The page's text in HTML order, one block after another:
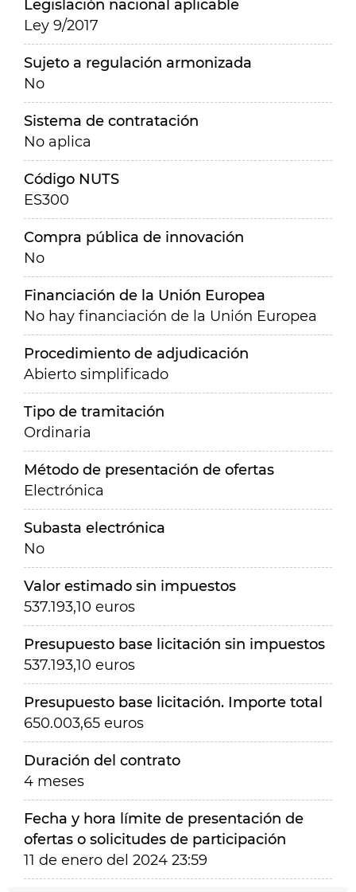
Legislación nacional aplicable
Ley 9/2017
Sujeto a regulación armonizada
No
Sistema de contratación
No aplica
Código NUTS
ES300
Compra pública de innovación
No
Financiación de la Unión Europea
No hay financiación de la Unión Europea
Procedimiento de adjudicación
Abierto simplificado
Tipo de tramitación
Ordinaria
Método de presentación de ofertas
Electrónica
Subasta electrónica
No
Valor estimado sin impuestos
537.193,10 euros
Presupuesto base licitación sin impuestos
537.193,10 euros
Presupuesto base licitación. Importe total
650.003,65 euros
Duración del contrato
4 meses
Fecha y hora límite de presentación de
ofertas o solicitudes de participación
11 de enero del 2024 23:59